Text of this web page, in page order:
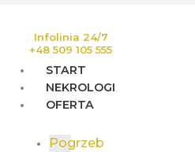
Infolinia 24/7
+48 509 105 555
START
NEKROLOGI
OFERTA
Pogrzeb